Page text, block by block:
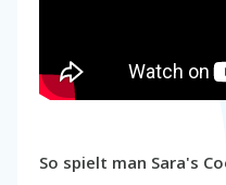
So spielt man Sara's